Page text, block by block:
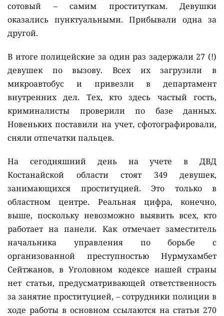
сотовый – самим проституткам. Девушки
оказались пунктуальными. Прибывали одна за
другой.
В итоге полицейские за один раз задержали 27 (!)
девушек по вызову. Всех их загрузили в
микроавтобус и привезли в департамент
внутренних дел. Тех, кто здесь частый гость,
криминалисты проверили по базе данных.
Новеньких поставили на учет, сфотографировали,
сняли отпечатки пальцев.
На сегодняшний день на учете в ДВД
Костанайской области стоят 349 девушек,
занимающихся проституцией. Это только в
областном центре. Реальная цифра, конечно,
выше, поскольку невозможно выявить всех, кто
работает на панели. Как отмечает заместитель
начальника управления по борьбе с
организованной преступностью Нурмухамбет
Сейтжанов, в Уголовном кодексе нашей страны
нет статьи, предусматривающей ответственность
за занятие проституцией, – сотрудники полиции в
ходе работы в основном ссылаются на статьи 270